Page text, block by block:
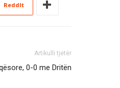
ReddIt
Artikulli tjetër
0-0 me Dritën